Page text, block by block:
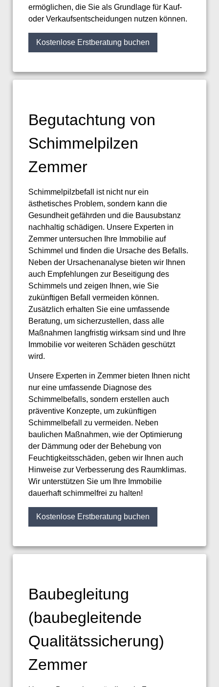
ermöglichen, die Sie als Grundlage für Kauf-
oder Verkaufsentscheidungen nutzen können.
Kostenlose Erstberatung buchen
Begutachtung von
Schimmelpilzen
Zemmer
Schimmelpilzbefall ist nicht nur ein
ästhetisches Problem, sondern kann die
Gesundheit gefährden und die Bausubstanz
nachhaltig schädigen. Unsere Experten in
Zemmer untersuchen Ihre Immobilie auf
Schimmel und finden die Ursache des Befalls.
Neben der Ursachenanalyse bieten wir Ihnen
auch Empfehlungen zur Beseitigung des
Schimmels und zeigen Ihnen, wie Sie
zukünftigen Befall vermeiden können.
Zusätzlich erhalten Sie eine umfassende
Beratung, um sicherzustellen, dass alle
Maßnahmen langfristig wirksam sind und Ihre
Immobilie vor weiteren Schäden geschützt
wird.
Unsere Experten in Zemmer bieten Ihnen nicht
nur eine umfassende Diagnose des
Schimmelbefalls, sondern erstellen auch
präventive Konzepte, um zukünftigen
Schimmelbefall zu vermeiden. Neben
baulichen Maßnahmen, wie der Optimierung
der Dämmung oder der Behebung von
Feuchtigkeitsschäden, geben wir Ihnen auch
Hinweise zur Verbesserung des Raumklimas.
Wir unterstützen Sie um Ihre Immobilie
dauerhaft schimmelfrei zu halten!
Kostenlose Erstberatung buchen
Baubegleitung
(baubegleitende
Qualitätssicherung)
Zemmer